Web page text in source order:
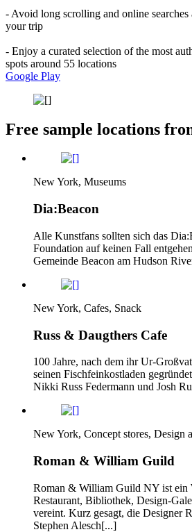
- Avoid long scrolling and online searches
your trip
- Enjoy a curated selection of the most
spots around 55 locations
Google Play
Free sample locations
New York, Museums
Dia:Beacon
Alle Kunstfans sollten sich das
Foundation auf keinen Fall
Gemeinde Beacon am Hudson
New York, Cafes, Snack
Russ & Daugthers Cafe
100 Jahre, nach dem ihr Ur-
seinen Fischfeinkostladen
Nikki Russ Federmann und Josh
New York, Concept stores, Design
Roman & William Guild
Roman & William Guild NY ist ein
Restaurant, Bibliothek, Design-
vereint. Kurz gesagt, die Designer
Stephen Alesch[...]